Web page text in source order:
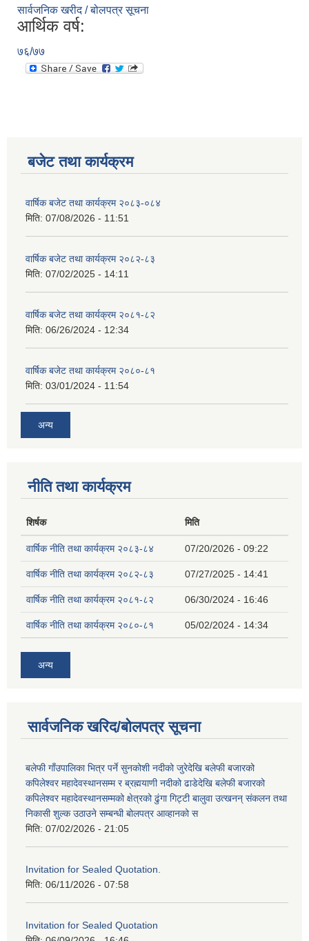
सार्वजनिक खरीद / बोलपत्र सूचना
आर्थिक वर्ष:
७६/७७
बजेट तथा कार्यक्रम
वार्षिक बजेट तथा कार्यक्रम २०८३-०८४
मिति: 07/08/2026 - 11:51
वार्षिक बजेट तथा कार्यक्रम २०८२-८३
मिति: 07/02/2025 - 14:11
वार्षिक बजेट तथा कार्यक्रम २०८१-८२
मिति: 06/26/2024 - 12:34
वार्षिक बजेट तथा कार्यक्रम २०८०-८१
मिति: 03/01/2024 - 11:54
अन्य
नीति तथा कार्यक्रम
शिर्षक मिति
वार्षिक नीति तथा कार्यक्रम २०८३-८४ 07/20/2026 - 09:22
वार्षिक नीति तथा कार्यक्रम २०८२-८३ 07/27/2025 - 14:41
वार्षिक नीति तथा कार्यक्रम २०८१-८२ 06/30/2024 - 16:46
वार्षिक नीति तथा कार्यक्रम २०८०-८१ 05/02/2024 - 14:34
अन्य
सार्वजनिक खरिद/बोलपत्र सूचना
बलेफी गाँउपालिका भित्र पर्ने सुनकोशी नदीको जुरेदेखि बलेफी बजारको
कपिलेश्वर महादेवस्थानसम्म र ब्रह्मयाणी नदीको ढाडेदेखि बलेफी बजारको
कपिलेश्वर महादेवस्थानसम्मको क्षेत्रको ढुंगा गिट्टी बालुवा उत्खनन् संकलन तथा
निकासी शुल्क उठाउने सम्बन्धी बोलपत्र आव्हानको स
मिति: 07/02/2026 - 21:05
Invitation for Sealed Quotation.
मिति: 06/11/2026 - 07:58
Invitation for Sealed Quotation